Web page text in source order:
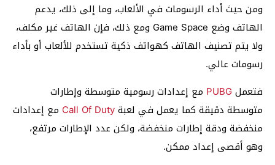
ومن حيث أداء الرسومات في الألعاب، وما إلى ذلك، يدعم
الهاتف وضع Game Space ومع ذلك، فإن الهاتف غير مكلف،
ولا يتم تصنيف الهاتف كهواتف ذكية تستخدم للألعاب أو بأداء
رسومات عالي.
فتعملPUBG مع إعدادات رسومية متوسطة وإطارات
متوسطة دقيقة كما يعمل في لعبةCall Of Duty مع إعدادات
منخفضة ودقة إطارات منخفضة، ولكن عدد الإطارات مرتفع،
وهو أقصى إعداد ممكن.